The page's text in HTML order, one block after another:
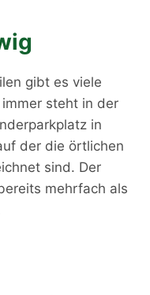
gibt es viele
steht in der
in
der die örtlichen
sind. Der
mehrfach als